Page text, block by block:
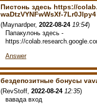
Пистонь здесь https://
waDtzVYNFwWsXf-7Lr0Jlpy4
(Maynardper, 2022-08-24 19:54)
Папакулонь здесь -
https://
Answer
бездепозитные бонусы
(RevStoff 2022-08-24 12:35)
вавада вход